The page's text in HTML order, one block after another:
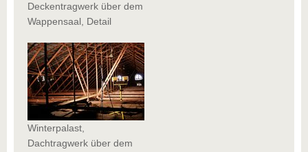
Deckentragwerk über dem
Wappensaal, Detail
Winterpalast,
Dachtragwerk über dem